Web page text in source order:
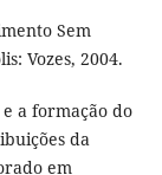
Sem
Vozes, 2004.
e a formação do
da
em